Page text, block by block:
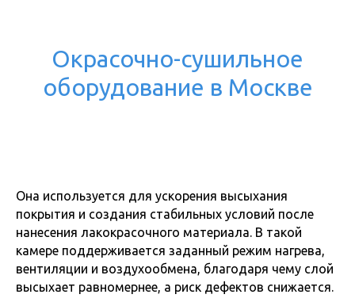
Окрасочно-сушильное
оборудование в Москве
Она используется для ускорения высыхания
покрытия и создания стабильных условий после
нанесения лакокрасочного материала. В такой
камере поддерживается заданный режим нагрева,
вентиляции и воздухообмена, благодаря чему слой
высыхает равномернее, а риск дефектов снижается.